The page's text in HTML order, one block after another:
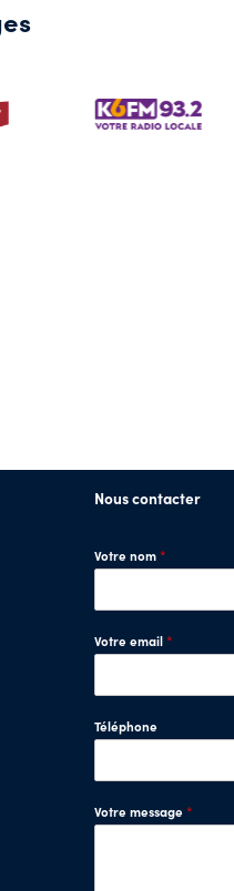
Nous contacter
Votre nom *
Votre email *
Téléphone
Votre message *